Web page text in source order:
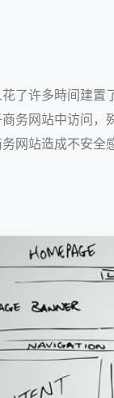
了许多時间建
务网站中访问
网站造成不安全